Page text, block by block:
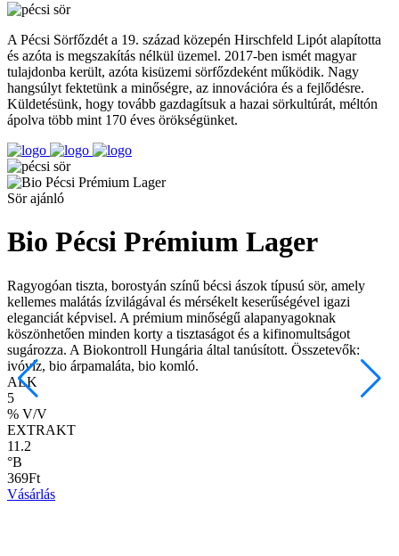
A Pécsi Sörfőzdét a 19. század közepén Hirschfeld Lipót alapította
és azóta is megszakítás nélkül üzemel. 2017-ben ismét magyar
tulajdonba került, azóta kisüzemi sörfőzdeként működik. Nagy
hangsúlyt fektetünk a minőségre, az innovációra és a fejlődésre.
Küldetésünk, hogy tovább gazdagítsuk a hazai sörkultúrát, méltón
ápolva több mint 170 éves örökségünket.
Sör ajánló
Bio Pécsi Prémium Lager
Ragyogóan tiszta, borostyán színű bécsi ászok típusú sör, amely
kellemes malátás ízvilágával és mérsékelt keserűségével igazi
eleganciát képvisel. A prémium minőségű alapanyagoknak
köszönhetően minden korty a tisztaságot és a kifinomultságot
sugározza. A Biokontroll Hungária által tanúsított. Összetevők:
ivóvíz, bio árpamaláta, bio komló.
ALK
5
% V/V
EXTRAKT
11.2
°B
369Ft
Vásárlás